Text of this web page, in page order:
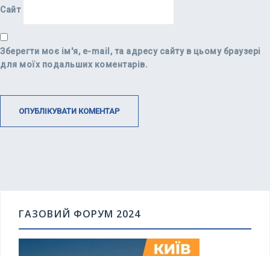
Сайт
Зберегти моє ім'я, e-mail, та адресу сайту в цьому браузері
для моїх подальших коментарів.
ГАЗОВИЙ ФОРУМ 2024